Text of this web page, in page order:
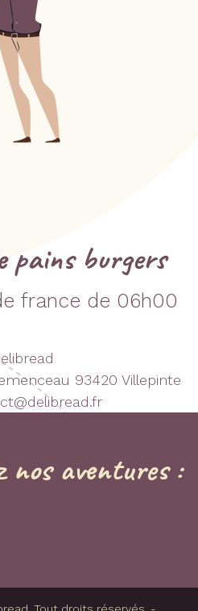
pains burgers
france de 06h00
93420 Villepinte
nos aventures :
Tout droits réservés. -